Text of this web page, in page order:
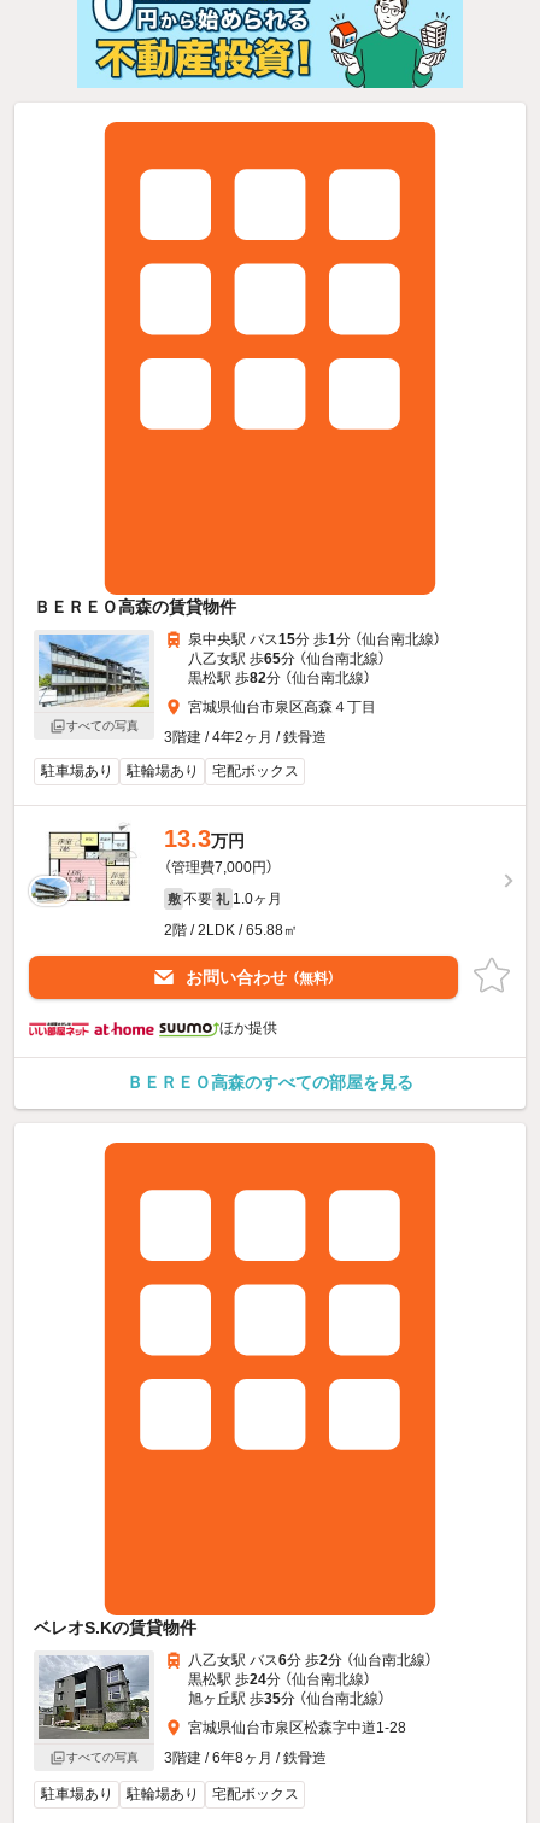
ＢＥＲＥＯ高森の賃貸物件
すべての写真
泉中央駅 バス15分 歩1分 （仙台南北線）
八乙女駅 歩65分 （仙台南北線）
黒松駅 歩82分 （仙台南北線）
宮城県仙台市泉区高森４丁目
3階建 / 4年2ヶ月 / 鉄骨造
駐車場あり
駐輪場あり 宅配ボックス
13.3万円
（管理費7,000円）
敷 不要 礼 1.0ヶ月
2階 / 2LDK / 65.88㎡
お問い合わせ （無料）
ほか提供
ＢＥＲＥＯ高森のすべての部屋を見る
ベレオS.Kの賃貸物件
すべての写真
八乙女駅 バス6分 歩2分 （仙台南北線）
黒松駅 歩24分 （仙台南北線）
旭ヶ丘駅 歩35分 （仙台南北線）
宮城県仙台市泉区松森字中道1-28
3階建 / 6年8ヶ月 / 鉄骨造
駐車場あり 駐輪場あり 宅配ボックス